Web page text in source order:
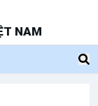
NAM